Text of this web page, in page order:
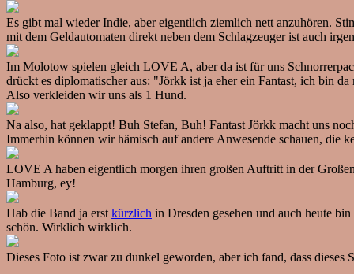
Es gibt mal wieder Indie, aber eigentlich ziemlich nett anzuhören.
mit dem Geldautomaten direkt neben dem Schlagzeuger ist auch
Im Molotow spielen gleich LOVE A, aber da ist für uns
drückt es diplomatischer aus: "Jörkk ist ja eher ein Fantast, ich bin
Also verkleiden wir uns als 1 Hund.
Na also, hat geklappt! Buh Stefan, Buh! Fantast Jörkk macht uns
Immerhin können wir hämisch auf andere Anwesende schauen, die
LOVE A haben eigentlich morgen ihren großen Auftritt in der
Hamburg, ey!
Hab die Band ja erst kürzlich in Dresden gesehen und auch heute
schön. Wirklich wirklich.
Dieses Foto ist zwar zu dunkel geworden, aber ich fand, dass